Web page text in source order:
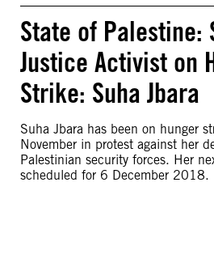
State of Palestine:
Justice Activist on
Strike: Suha Jbara
Suha Jbara has been on hunger
November in protest against her
Palestinian security forces. Her
scheduled for 6 December 2018.